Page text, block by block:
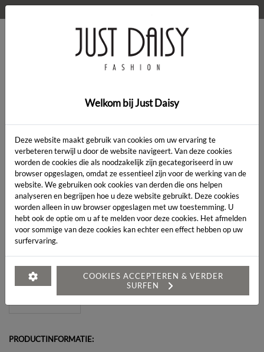
Jurk
Artikelcode:
LENGTE:*
MAAT:*
Heeft u een vraag over dit artikel?
PRODUCTINFORMATIE:
Welkom bij Just Daisy
Deze website maakt gebruik van cookies om uw ervaring te
verbeteren terwijl u door de website navigeert. Van deze cookies
worden de cookies die als noodzakelijk zijn gecategoriseerd in uw
browser opgeslagen, omdat ze essentieel zijn voor de werking van de
website. We gebruiken ook cookies van derden die ons helpen
analyseren en begrijpen hoe u deze website gebruikt. Deze cookies
worden alleen in uw browser opgeslagen met uw toestemming. U
hebt ook de optie om u af te melden voor deze cookies. Het afmelden
voor sommige van deze cookies kan echter een effect hebben op uw
surfervaring.
COOKIES ACCEPTEREN & VERDER
SURFEN